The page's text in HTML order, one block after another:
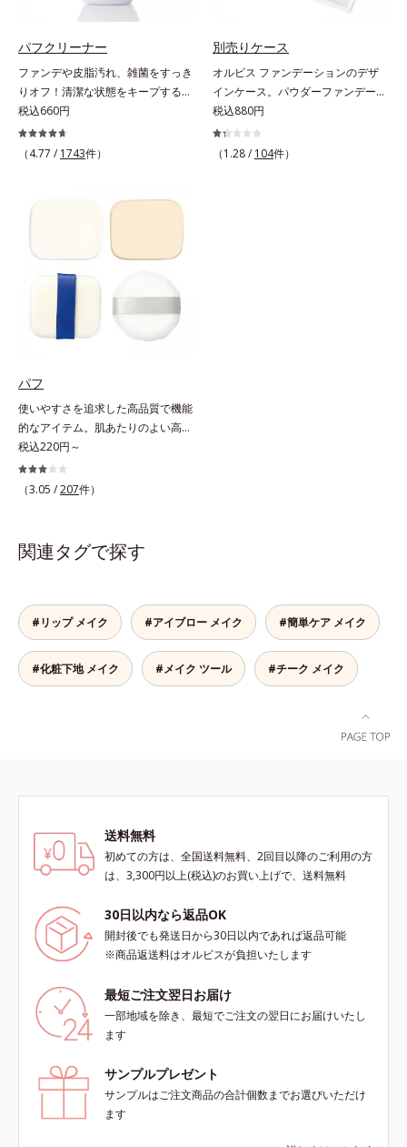
パフクリーナー
ファンデや皮脂汚れ、雑菌をすっき
りオフ！清潔な状態をキープするパ
フ専用のクリーナー。パフの汚れを
1度洗いでしっかり落とすクリーナ
ーです。液状だからパフのすみずみ
がパフに残る心配がありません。ま
浄後も清潔な状態を保ちます。植物
性洗浄成分配合。手荒れの気になる
方にもお使いいただけます。
税込660円
（4.77 / 1743件）
別売りケース
オルビス ファンデーションのデザ
インケース。パウダーファンデーシ
ョンの別売りケースです。シンプル
で使いやすい上品なシルバーの別売
りケースは、タイムレスフィットフ
税込880円
（1.28 / 104件）
パフ
使いやすさを追求した高品質で機能
的なアイテム。肌あたりのよい高品
質なパフ。オルビスのすべてのリキ
ッドファンデーションにお使いいた
だけるパフや、それぞれのファンデ
ダーの特性に合わせて開発された機
能的なパフです。用途に合わせてお
税込220円～
（3.05 /207件）
関連タグで探す
#リップ メイク #アイブロー メイク #簡単ケア メイク
#化粧下地 メイク #メイク ツール #チーク メイク
送料無料
初めての方は、全国送料無料、2回目以降のご利用の方
は、3,300円以上(税込)のお買い上げで、送料無料
30日以内なら返品OK
開封後でも発送日から30日以内であれば返品可能
※商品返送料はオルビスが負担いたします
最短ご注文翌日お届け
一部地域を除き、最短でご注文の翌日にお届けいたし
ます
サンプルプレゼント
サンプルはご注文商品の合計個数までお選びいただけ
ます